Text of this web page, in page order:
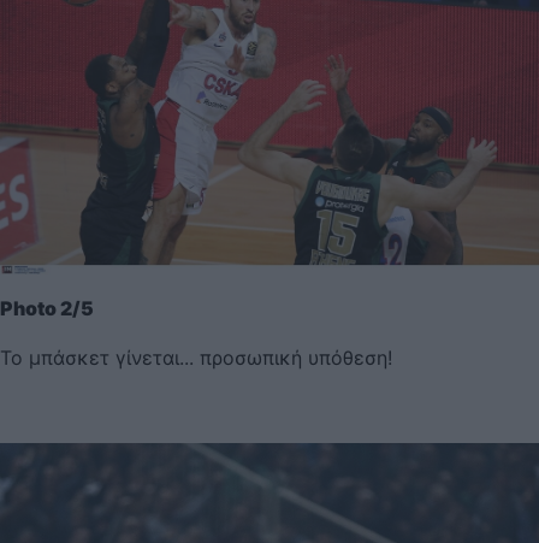
Photo 2/5
Το μπάσκετ γίνεται... προσωπική υπόθεση!